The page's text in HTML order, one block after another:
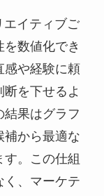
エイティブご
数値化でき
感や経験に頼
を下せるよ
結果はグラフ
補から最適な
。この仕組
く、マーケテ